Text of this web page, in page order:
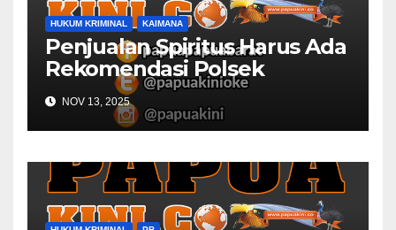
HUKUM KRIMINAL KAIMANA
Penjualan Spiritus Harus Ada
Rekomendasi Polsek
Kaimana
NOV 13, 2025